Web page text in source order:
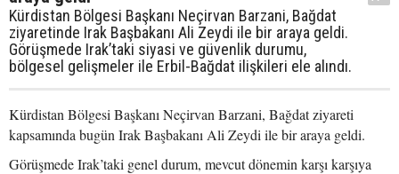
Kürdistan Bölgesi Başkanı Neçirvan Barzani, Bağdat
ziyaretinde Irak Başbakanı Ali Zeydi ile bir araya geldi.
Görüşmede Irak’taki siyasi ve güvenlik durumu,
bölgesel gelişmeler ile Erbil-Bağdat ilişkileri ele alındı.
Kürdistan Bölgesi Başkanı Neçirvan Barzani, Bağdat ziyareti
kapsamında bugün Irak Başbakanı Ali Zeydi ile bir araya geldi.
Görüşmede Irak’taki genel durum, mevcut dönemin karşı karşıya